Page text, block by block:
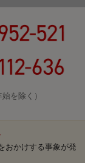
を除く）
おかけする事象が発